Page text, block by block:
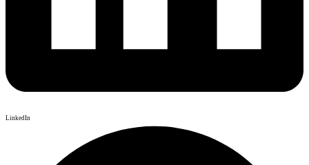
LinkedIn